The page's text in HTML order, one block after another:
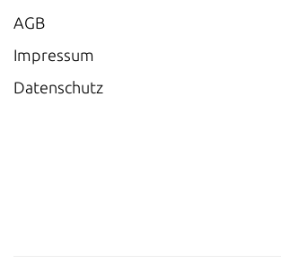
AGB
Impressum
Datenschutz